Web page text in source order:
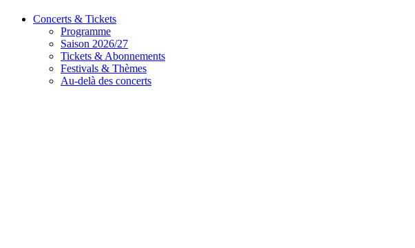
Concerts & Tickets
Programme
Saison 2026/27
Tickets & Abonnements
Festivals & Thèmes
Au-delà des concerts